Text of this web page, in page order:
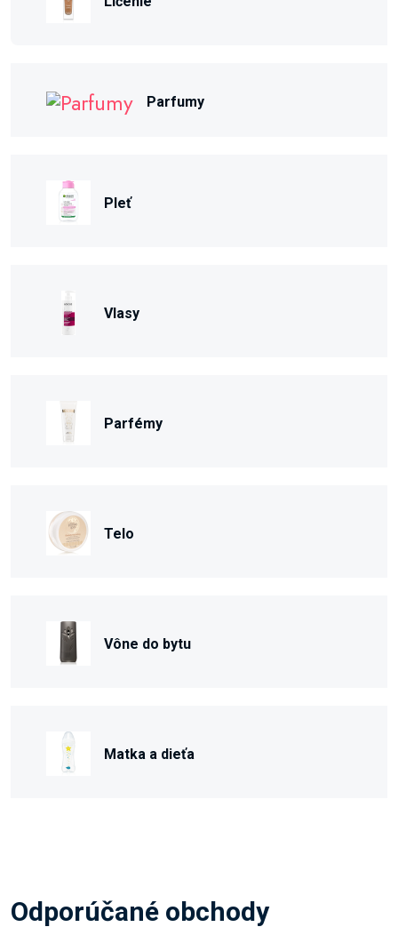
Parfumy
Pleť
Vlasy
Parfémy
Telo
Vône do bytu
Matka a dieťa
Odporúčané obchody